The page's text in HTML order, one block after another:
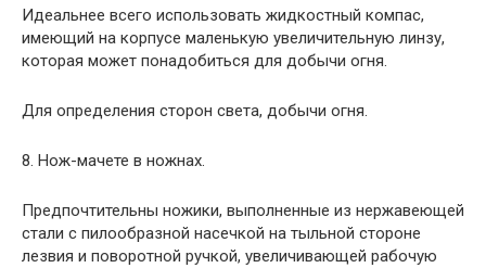
Идеальнее всего использовать жидкостный компас,
имеющий на корпусе маленькую увеличительную линзу,
которая может понадобиться для добычи огня.
Для определения сторон света, добычи огня.
8. Нож-мачете в ножнах.
Предпочтительны ножики, выполненные из нержавеющей
стали с пилообразной насечкой на тыльной стороне
лезвия и поворотной ручкой, увеличивающей рабочую